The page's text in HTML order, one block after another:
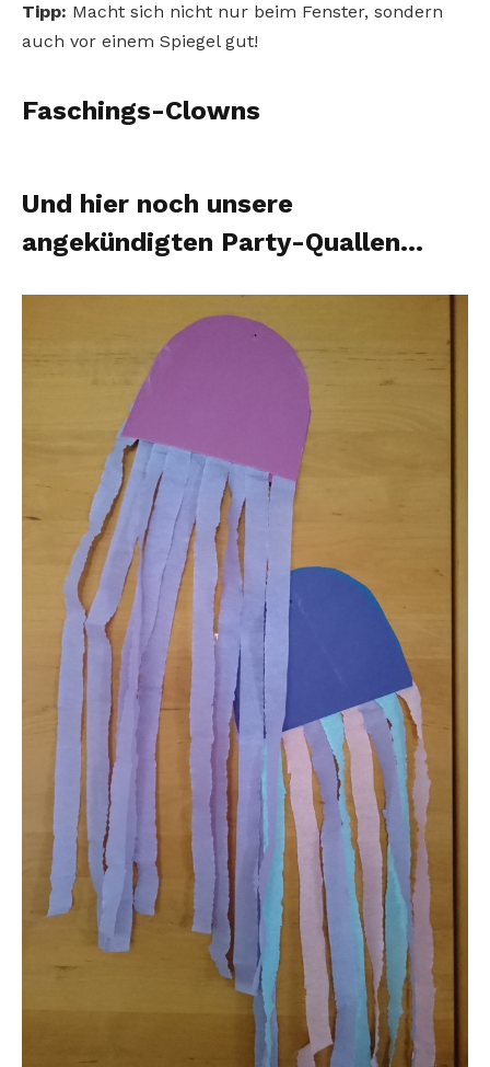
Tipp: Macht sich nicht nur beim Fenster, sondern
auch vor einem Spiegel gut!
Faschings-Clowns
Und hier noch unsere
angekündigten Party-Quallen…